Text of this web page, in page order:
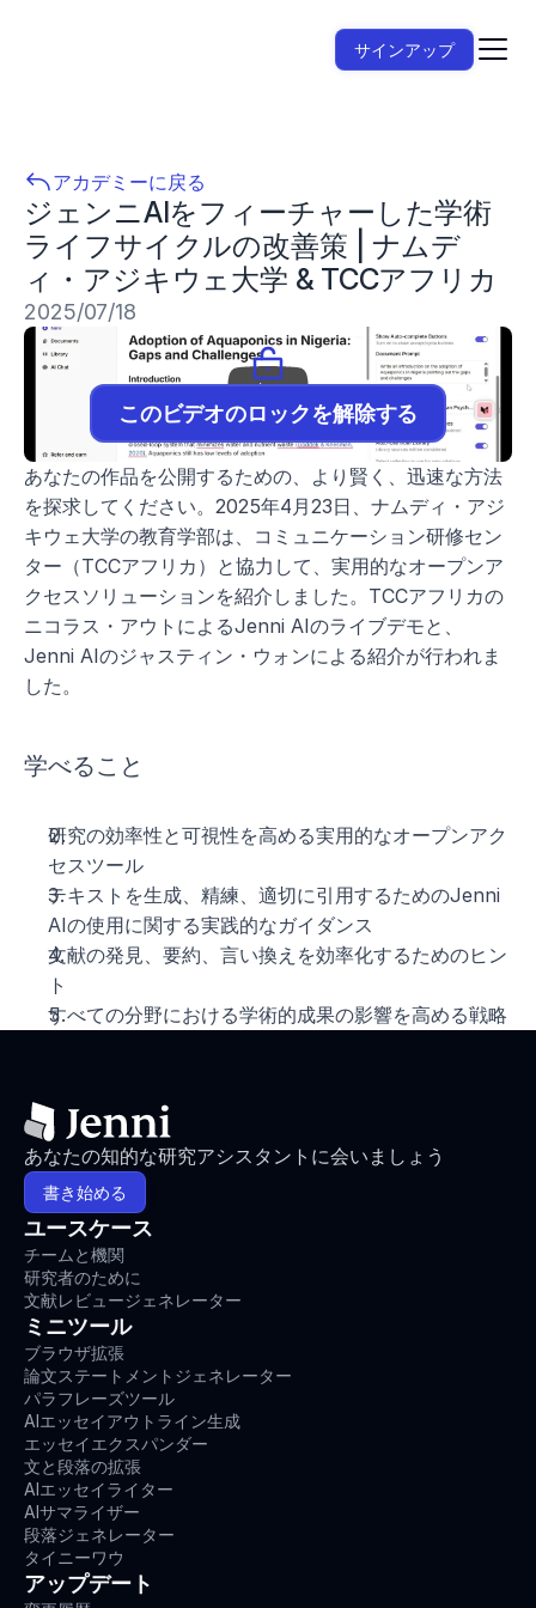
名
姓
メール
現在の役割
アカデミーに戻る
ジェンニAIをフィーチャーした学術
ライフサイクルの改善策 | ナムデ
ィ・アジキウェ大学 & TCCアフリカ
2025/07/18
このビデオのロックを解除する
あなたの作品を公開するための、より賢く、迅速な方法
を探求してください。2025年4月23日、ナムディ・アジ
キウェ大学の教育学部は、コミュニケーション研修セン
ター（TCCアフリカ）と協力して、実用的なオープンア
クセスソリューションを紹介しました。TCCアフリカの
ニコラス・アウトによるJenni AIのライブデモと、
Jenni AIのジャスティン・ウォンによる紹介が行われま
した。
学べること
研究の効率性と可視性を高める実用的なオープンアク
セスツール
テキストを生成、精練、適切に引用するためのJenni
AIの使用に関する実践的なガイダンス
文献の発見、要約、言い換えを効率化するためのヒン
ト
すべての分野における学術的成果の影響を高める戦略
サインアップ
あなたの知的な研究アシスタントに会いましょう
書き始める
ユースケース
チームと機関
研究者のために
文献レビュージェネレーター
ミニツール
ブラウザ拡張
論文ステートメントジェネレーター
パラフレーズツール
AIエッセイアウトライン生成
エッセイエクスパンダー
文と段落の拡張
AIエッセイライター
AIサマライザー
段落ジェネレーター
タイニーワウ
アップデート